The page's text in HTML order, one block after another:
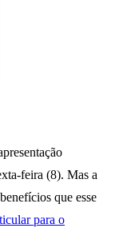
feira (8). Mas a
que esse
para o